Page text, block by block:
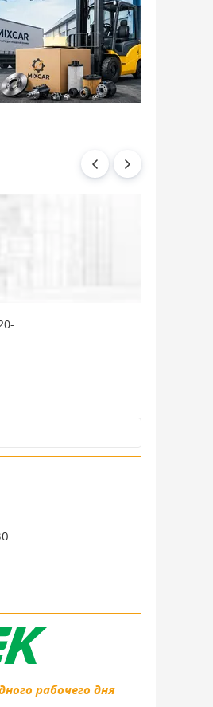
рабочего дня